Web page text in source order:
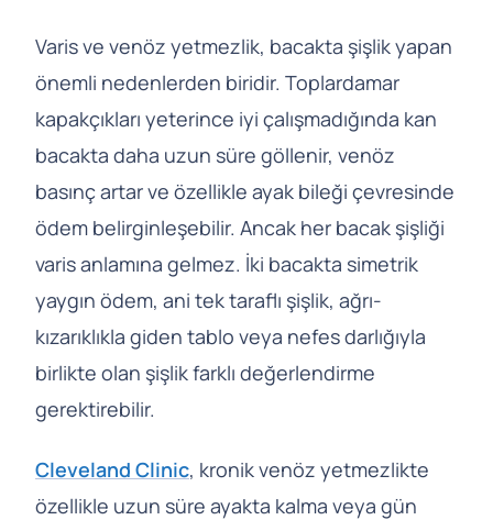
Varis ve venöz yetmezlik, bacakta şişlik yapan
önemli nedenlerden biridir. Toplardamar
kapakçıkları yeterince iyi çalışmadığında kan
bacakta daha uzun süre göllenir, venöz
basınç artar ve özellikle ayak bileği çevresinde
ödem belirginleşebilir. Ancak her bacak şişliği
varis anlamına gelmez. İki bacakta simetrik
yaygın ödem, ani tek taraflı şişlik, ağrı-
kızarıklıkla giden tablo veya nefes darlığıyla
birlikte olan şişlik farklı değerlendirme
gerektirebilir.
Cleveland Clinic, kronik venöz yetmezlikte
özellikle uzun süre ayakta kalma veya gün